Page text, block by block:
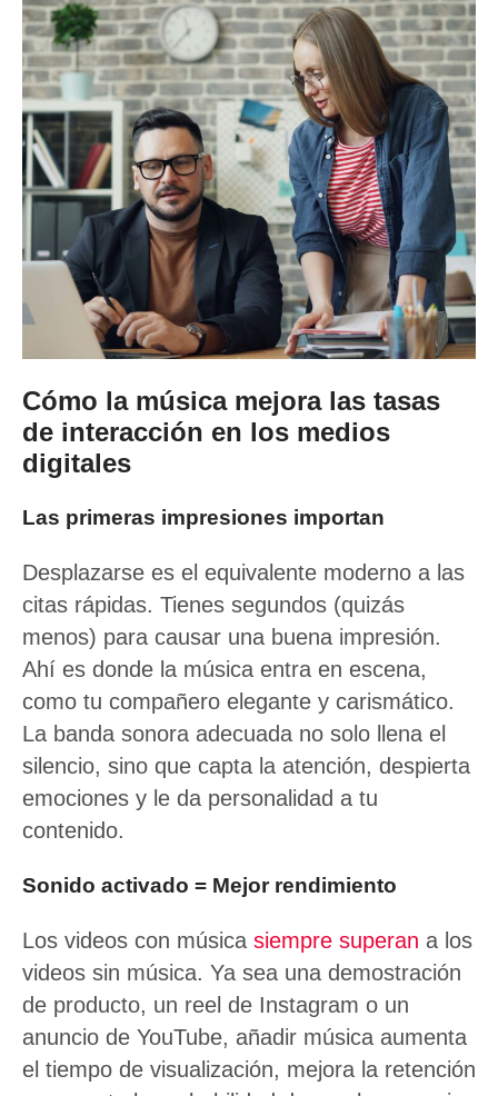
Cómo la música mejora las tasas
de interacción en los medios
digitales
Las primeras impresiones importan
Desplazarse es el equivalente moderno a las
citas rápidas. Tienes segundos (quizás
menos) para causar una buena impresión.
Ahí es donde la música entra en escena,
como tu compañero elegante y carismático.
La banda sonora adecuada no solo llena el
silencio, sino que capta la atención, despierta
emociones y le da personalidad a tu
contenido.
Sonido activado = Mejor rendimiento
Los videos con música siempre superan a los
videos sin música. Ya sea una demostración
de producto, un reel de Instagram o un
anuncio de YouTube, añadir música aumenta
el tiempo de visualización, mejora la retención